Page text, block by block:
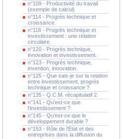
n°109 - Productivité du travail
(exemple de calcul)
n°114 - Progrès technique et
croissance.
n°118 - Progrès technique et
investissement : une relation
circulaire.
n°120 - Progrès technique,
innovation et investissement.
n°123 - Progrès technique,
invention, innovation.
n°125 - Que sais-je sur la relation
entre investissement, progrès
technique et croissance ?
n°135 - Q.C.M. récapitulatif 2
n°141 - Qu'est-ce que
l'investissement ?
n°145 - Qu'est-ce que le
développement durable ?
n°153 - Rôle de l'Etat et des
entreprises dans la diffusion du